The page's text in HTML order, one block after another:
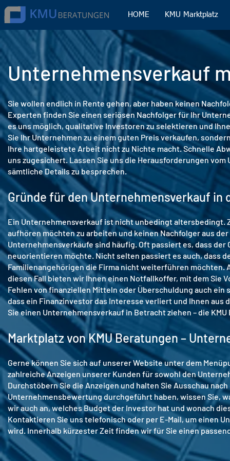
HOME KMU Marktplatz
Unternehmensverkauf
Sie wollen endlich in Rente gehen, aber haben keinen
Experten finden Sie einen seriösen Nachfolger für Ihr
es uns möglich, qualitative Investoren zu selektieren und
Sie Ihr Unternehmen zu einem guten Preis verkaufen,
Ihre hartgeleistete Arbeit nicht zu Nichte macht. Schnelle
uns zugesichert. Lassen Sie uns die Herausforderungen
sämtliche Details zu besprechen.
Gründe für den Unternehmensverkauf in
Ein Unternehmensverkauf ist nicht unbedingt altersbedingt.
aufhören möchten zu arbeiten und keinen Nachfolger aus
Unternehmensverkäufe sind häufig. Oft passiert es, dass
neuorientieren möchte. Nicht selten passiert es auch, dass
Familienangehörigen die Firma nicht weiterführen möchten.
diesen Fall bieten wir Ihnen einen Notfallkoffer, mit dem Sie
Fehlen von finanziellen Mitteln oder Überschuldung auch ein
dass ein Finanzinvestor das Interesse verliert und Ihnen aus
Sie einen Unternehmensverkauf in Betracht ziehen – die
Marktplatz von KMU Beratungen –
Gerne können Sie sich auf unserer Website unter dem
zahlreiche Anzeigen unserer Kunden für sowohl den
Durchstöbern Sie die Anzeigen und halten Sie Ausschau
Unternehmensbewertung durchgeführt haben, wissen Sie,
wir auch an, welches Budget der Investor hat und wonach
Kontaktieren Sie uns telefonisch oder per E-Mail, um einen
wird. Innerhalb kürzester Zeit finden wir für Sie einen